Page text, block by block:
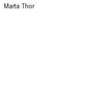
Marta Thor